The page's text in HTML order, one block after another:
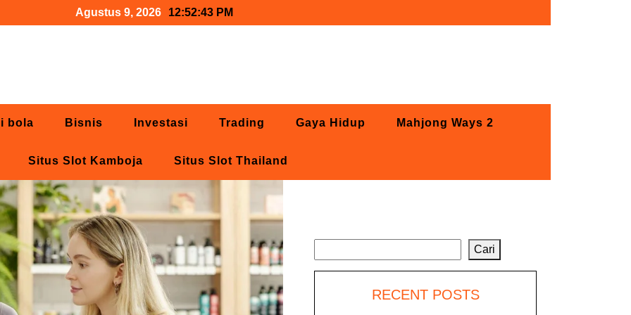
Agustus 9, 2026 12:52:44 PM
bola Bisnis Investasi Trading Gaya Hidup Mahjong Ways 2
Situs Slot Kamboja Situs Slot Thailand
Cari
RECENT POSTS